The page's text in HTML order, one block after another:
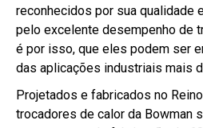
reconhecidos por sua qualidade
pelo excelente desempenho de
é por isso, que eles podem ser
das aplicações industriais mais
Projetados e fabricados no
trocadores de calor da Bowman